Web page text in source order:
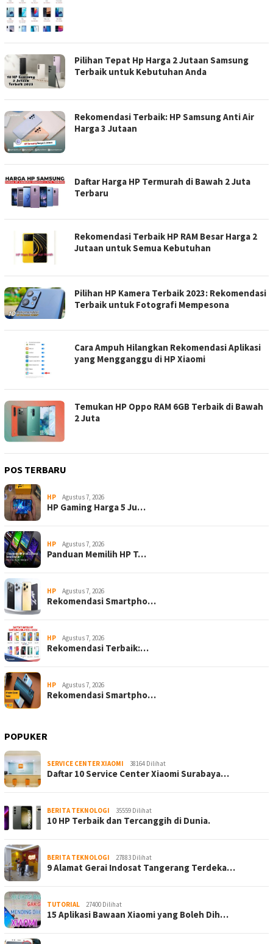
Pilihan Tepat Hp Harga 2 Jutaan Samsung
Terbaik untuk Kebutuhan Anda
Rekomendasi Terbaik: HP Samsung Anti Air
Harga 3 Jutaan
Daftar Harga HP Termurah di Bawah 2 Juta
Terbaru
Rekomendasi Terbaik HP RAM Besar Harga 2
Jutaan untuk Semua Kebutuhan
Pilihan HP Kamera Terbaik 2023: Rekomendasi
Terbaik untuk Fotografi Mempesona
Cara Ampuh Hilangkan Rekomendasi Aplikasi
yang Mengganggu di HP Xiaomi
Temukan HP Oppo RAM 6GB Terbaik di Bawah
2 Juta
POS TERBARU
HP Agustus 7, 2026
HP Gaming Harga 5 Ju…
HP Agustus 7, 2026
Panduan Memilih HP T…
HP Agustus 7, 2026
Rekomendasi Smartpho…
HP Agustus 7, 2026
Rekomendasi Terbaik:…
HP Agustus 7, 2026
Rekomendasi Smartpho…
POPUKER
SERVICE CENTER XIAOMI 38164 Dilihat
Daftar 10 Service Center Xiaomi Surabaya…
BERITA TEKNOLOGI 35559 Dilihat
10 HP Terbaik dan Tercanggih di Dunia.
BERITA TEKNOLOGI 27883 Dilihat
9 Alamat Gerai Indosat Tangerang Terdeka…
TUTORIAL 27400 Dilihat
15 Aplikasi Bawaan Xiaomi yang Boleh Dih…